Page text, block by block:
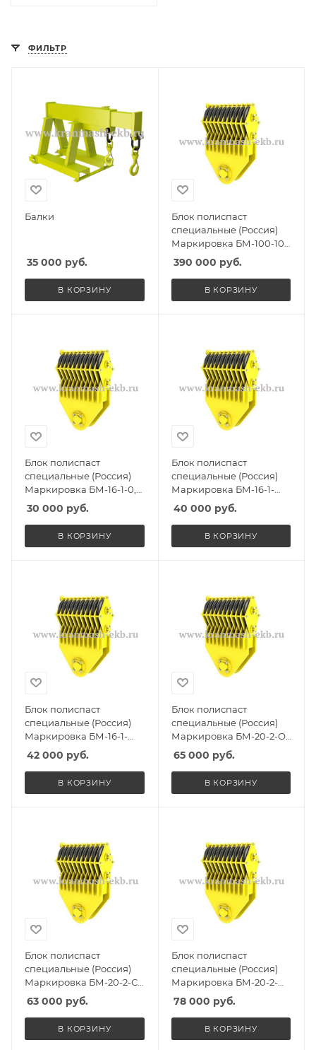
ФИЛЬТР
Балки
35 000 руб.
В КОРЗИНУ
Блок полиспаст
специальные (Россия)
Маркировка БМ-100-10-
ССО, Масса 1850кг,
Количество роликов 10,
Г/п 60т
390 000 руб.
В КОРЗИНУ
Блок полиспаст
специальные (Россия)
Маркировка БМ-16-1-0,
Масса 120кг, Количество
роликов 1, Г/п 12,5т
30 000 руб.
В КОРЗИНУ
Блок полиспаст
специальные (Россия)
Маркировка БМ-16-1-
СГО, Масса 180кг,
Количество роликов 1, Г/
п 12,5т
40 000 руб.
В КОРЗИНУ
Блок полиспаст
специальные (Россия)
Маркировка БМ-16-1-
ССО, Масса 180кг,
Количество роликов 1, Г/
п 12,5т
42 000 руб.
В КОРЗИНУ
Блок полиспаст
специальные (Россия)
Маркировка БМ-20-2-О,
Масса 220кг, Количество
роликов 2, Г/п 15т
65 000 руб.
В КОРЗИНУ
Блок полиспаст
специальные (Россия)
Маркировка БМ-20-2-С,
Масса 215кг, Количество
роликов 2, Г/п 15т
63 000 руб.
В КОРЗИНУ
Блок полиспаст
специальные (Россия)
Маркировка БМ-20-2-
СГО, Масса 285кг,
Количество роликов 2, Г/
п 15т
78 000 руб.
В КОРЗИНУ